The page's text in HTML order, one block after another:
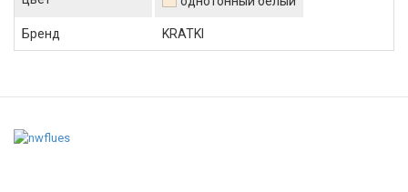
Бренд KRATKI